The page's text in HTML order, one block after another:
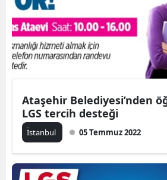
Ataşehir Belediyesi’nden
LGS tercih desteği
İ̇stanbul 05 Temmuz 2022